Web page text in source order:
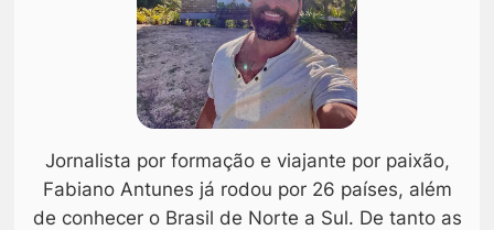
Jornalista por formação e viajante por paixão,
Fabiano Antunes já rodou por 26 países, além
de conhecer o Brasil de Norte a Sul. De tanto as